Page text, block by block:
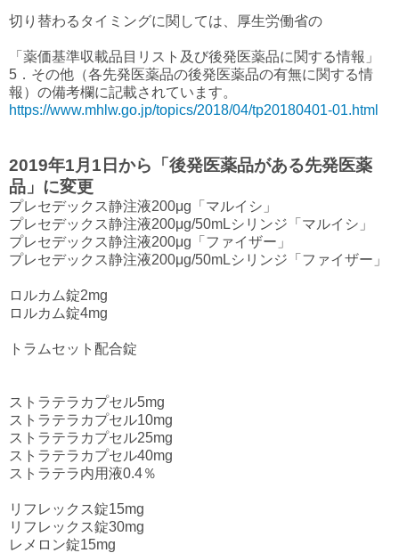
切り替わるタイミングに関しては、厚生労働省の
「薬価基準収載品目リスト及び後発医薬品に関する情報」
5．その他（各先発医薬品の後発医薬品の有無に関する情
報）の備考欄に記載されています。
https://www.mhlw.go.jp/topics/2018/04/tp20180401-01.html
2019年1月1日から「後発医薬品がある先発医薬
品」に変更
プレセデックス静注液200μg「マルイシ」
プレセデックス静注液200μg/50mLシリンジ「マルイシ」
プレセデックス静注液200μg「ファイザー」
プレセデックス静注液200μg/50mLシリンジ「ファイザー」
ロルカム錠2mg
ロルカム錠4mg
トラムセット配合錠
ストラテラカプセル5mg
ストラテラカプセル10mg
ストラテラカプセル25mg
ストラテラカプセル40mg
ストラテラ内用液0.4％
リフレックス錠15mg
リフレックス錠30mg
レメロン錠15mg